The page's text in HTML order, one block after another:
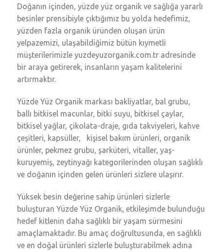
Doğanın içinden, yüzde yüz organik ve sağlığa yararlı
besinler prensibiyle çıktığımız bu yolda hedefimiz,
yüzden fazla organik üründen oluşan ürün
yelpazemizi, ulaşabildiğimiz bütün kıymetli
müşterilerimizle yuzdeyuzorganik.com.tr adresinde
bir araya getirerek, insanların yaşam kalitelerini
artırmaktır.
Yüzde Yüz Organik markası bakliyatlar, bal grubu,
ballı bitkisel macunlar, bitki suyu, bitkisel çaylar,
bitkisel yağlar, çikolata-draje, gıda takviyeleri, kahve
çeşitleri, kapsüller, kişisel bakım ürünleri, organik
ürünler, pekmez grubu, şarküteri, vitaller, yaş-
kuruyemiş, zeytinyağı kategorilerinden oluşan sağlıklı
ve doğanın içinden gelen ürünleri sizlere ulaşırır.
Yüksek besin değerine sahip ürünleri sizlerle
buluşturan Yüzde Yüz Organik, etkileşimde bulunduğu
hedef kitlenin daha sağlıklı bir yaşam sürmesini
amaçlamaktadır. Bu amaç doğrultusunda, en sağlıklı
ve en doğal ürünleri sizlerle buluşturabilmek adına